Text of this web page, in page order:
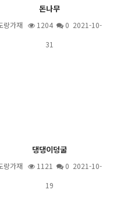
돈나무
랑가재 1204
0 2021-10-
31
댕댕이덩굴
랑가재 1121
0 2021-10-
19